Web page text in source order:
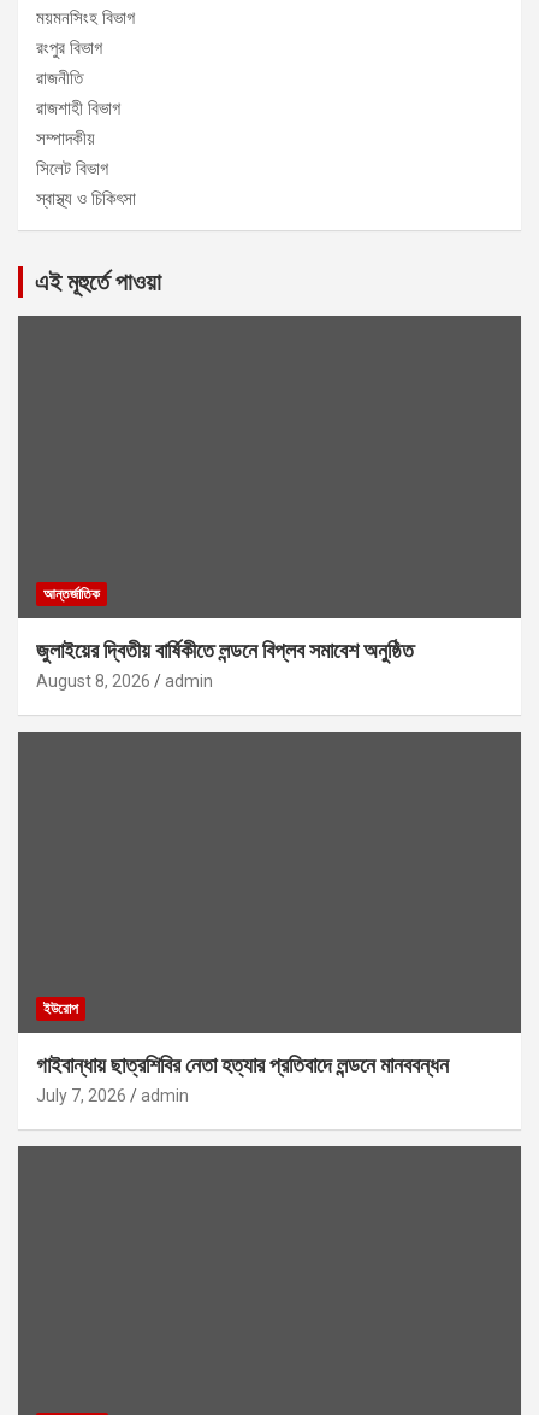
ময়মনসিংহ বিভাগ
রংপুর বিভাগ
রাজনীতি
রাজশাহী বিভাগ
সম্পাদকীয়
সিলেট বিভাগ
স্বাস্থ্য ও চিকিৎসা
এই মূহুর্তে পাওয়া
আন্তর্জাতিক
জুলাইয়ের দ্বিতীয় বার্ষিকীতে লন্ডনে বিপ্লব সমাবেশ অনুষ্ঠিত
August 8, 2026 admin
ইউরোপ
গাইবান্ধায় ছাত্রশিবির নেতা হত্যার প্রতিবাদে লন্ডনে মানববন্ধন
July 7, 2026 admin